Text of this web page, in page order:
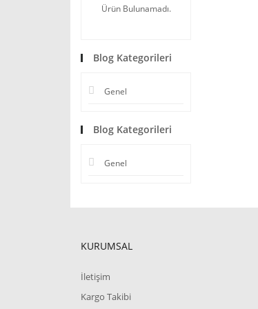
Ürün Bulunamadı.
Blog Kategorileri
Genel
Blog Kategorileri
Genel
KURUMSAL
İletişim
Kargo Takibi